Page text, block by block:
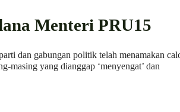
Menteri PRU15
dan gabungan politik telah menamakan
masing yang dianggap ‘menyengat’ dan